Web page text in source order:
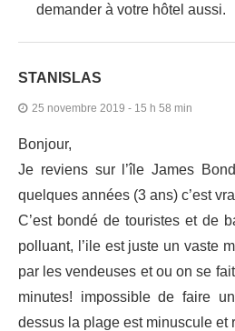
demander à votre hôtel aussi.
STANISLAS
25 novembre 2019 - 15 h 58 min
Bonjour,
Je reviens sur l’île James
quelques années (3 ans) c’est
C’est bondé de touristes et de
polluant, l’ile est juste un vaste
par les vendeuses et ou on se
minutes! impossible de faire
dessus la plage est minuscule et